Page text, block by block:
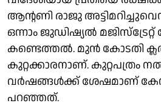
ആൻ്റണി രാജു
ഒന്നാം ജുഡിഷ്യൽ
കണ്ടെത്തൽ. മുൻ കോടതി
കുറ്റക്കാരനാണ്. കുറ്റപത്രം
വർഷങ്ങൾക്ക് ശേഷമാണ്
പറഞ്ഞത്.